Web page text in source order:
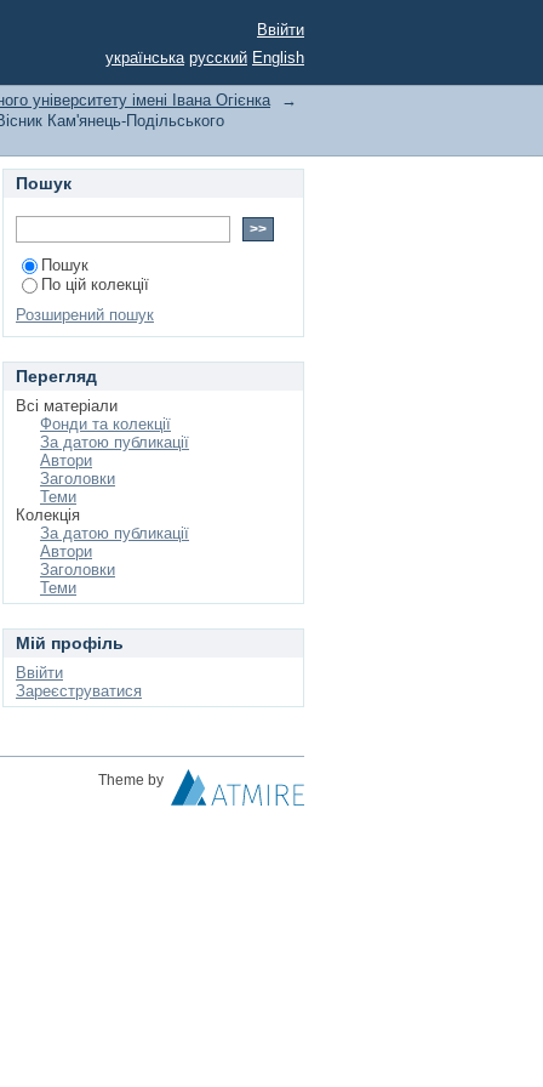
імені
Ввійти
українська русский English
університету імені Івана Огієнка
→
Кам'янець-Подільського
Пошук
Пошук
По цій колекції
Розширений пошук
Перегляд
Всі матеріали
Фонди та колекції
За датою публикації
Автори
Заголовки
Теми
Колекція
За датою публикації
Автори
Заголовки
Теми
Мій профіль
Ввійти
Зареєструватися
Theme by